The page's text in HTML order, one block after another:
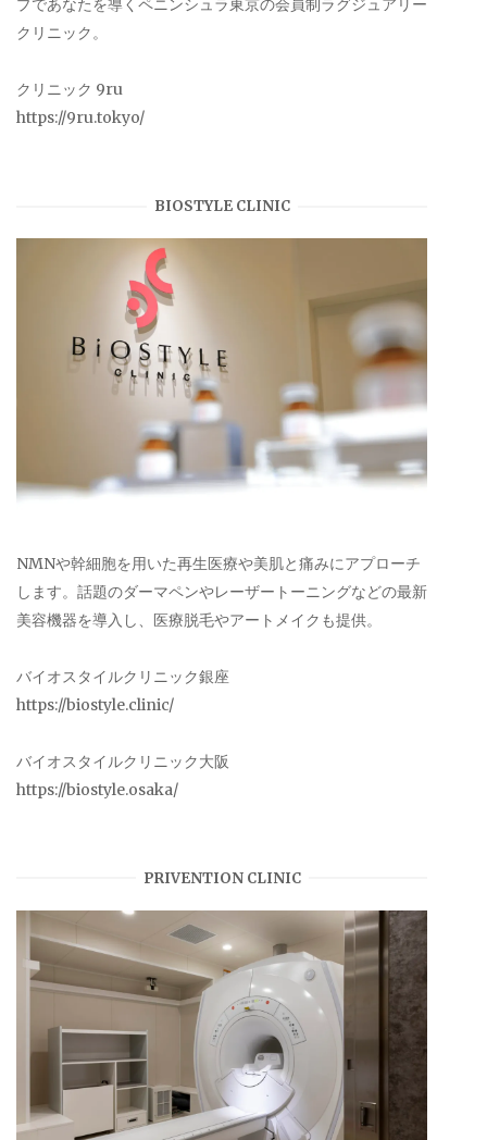
プであなたを導くペニンシュラ東京の会員制ラグジュアリー
クリニック。
クリニック 9ru
https://9ru.tokyo/
BIOSTYLE CLINIC
NMNや幹細胞を用いた再生医療や美肌と痛みにアプローチ
します。話題のダーマペンやレーザートーニングなどの最新
美容機器を導入し、医療脱毛やアートメイクも提供。
バイオスタイルクリニック銀座
https://biostyle.clinic/
バイオスタイルクリニック大阪
https://biostyle.osaka/
PRIVENTION CLINIC